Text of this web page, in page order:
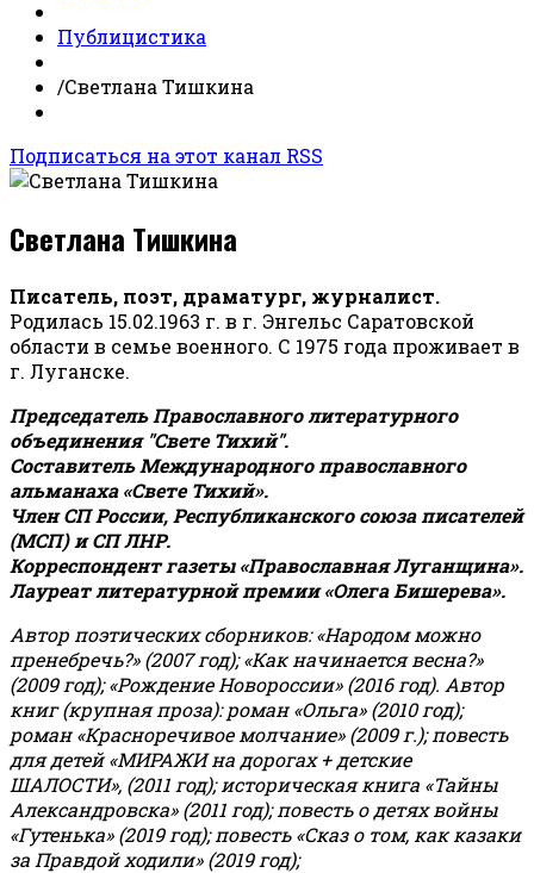
Публицистика
/Светлана Тишкина
Подписаться на этот канал RSS
Светлана Тишкина
Писатель, поэт, драматург, журналист.
Родилась 15.02.1963 г. в г. Энгельс Саратовской
области в семье военного. С 1975 года проживает в
г. Луганске.
Председатель Православного литературного
объединения "Свете Тихий".
Составитель Международного православного
альманаха «Свете Тихий».
Член СП России, Республиканского союза писателей
(МСП) и СП ЛНР.
Корреспондент газеты «Православная Луганщина».
Лауреат литературной премии «Олега Бишерева».
Автор поэтических сборников: «Народом можно
пренебречь?» (2007 год); «Как начинается весна?»
(2009 год); «Рождение Новороссии» (2016 год). Автор
книг (крупная проза): роман «Ольга» (2010 год);
роман «Красноречивое молчание» (2009 г.); повесть
для детей «МИРАЖИ на дорогах + детские
ШАЛОСТИ», (2011 год); историческая книга «Тайны
Александровска» (2011 год); повесть о детях войны
«Гутенька» (2019 год); повесть «Сказ о том, как казаки
за Правдой ходили» (2019 год);